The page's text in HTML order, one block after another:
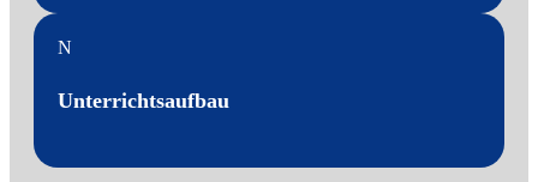
N
Unterrichtsaufbau